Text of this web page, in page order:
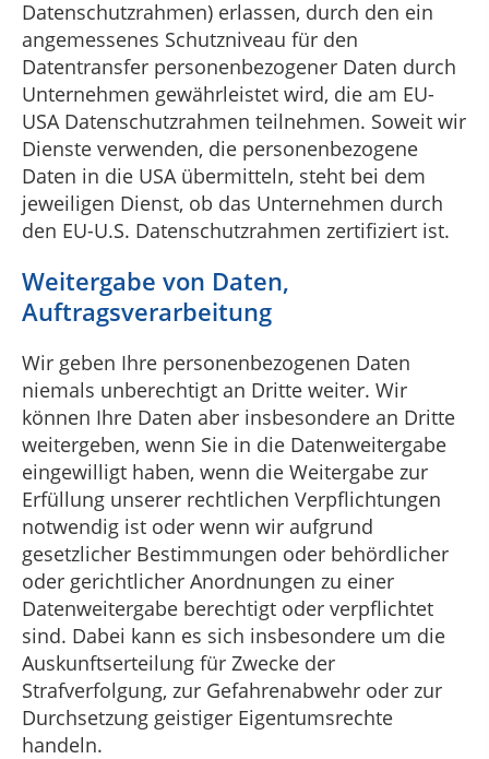
Datenschutzrahmen) erlassen, durch den ein
angemessenes Schutzniveau für den
Datentransfer personenbezogener Daten durch
Unternehmen gewährleistet wird, die am EU-
USA Datenschutzrahmen teilnehmen. Soweit wir
Dienste verwenden, die personenbezogene
Daten in die USA übermitteln, steht bei dem
jeweiligen Dienst, ob das Unternehmen durch
den EU-U.S. Datenschutzrahmen zertifiziert ist.
Weitergabe von Daten,
Auftragsverarbeitung
Wir geben Ihre personenbezogenen Daten
niemals unberechtigt an Dritte weiter. Wir
können Ihre Daten aber insbesondere an Dritte
weitergeben, wenn Sie in die Datenweitergabe
eingewilligt haben, wenn die Weitergabe zur
Erfüllung unserer rechtlichen Verpflichtungen
notwendig ist oder wenn wir aufgrund
gesetzlicher Bestimmungen oder behördlicher
oder gerichtlicher Anordnungen zu einer
Datenweitergabe berechtigt oder verpflichtet
sind. Dabei kann es sich insbesondere um die
Auskunftserteilung für Zwecke der
Strafverfolgung, zur Gefahrenabwehr oder zur
Durchsetzung geistiger Eigentumsrechte
handeln.